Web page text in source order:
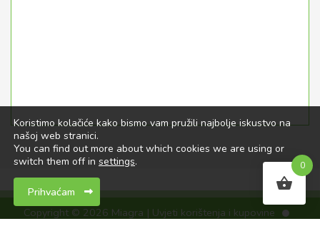
Koristimo kolačiće kako bismo vam pružili najbolje iskustvo na
našoj web stranici.
You can find out more about which cookies we are using or
switch them off in settings.
Prihvaćam
0
Copyright © 2026 Miagra | Uvjeti korištenja i kupovine